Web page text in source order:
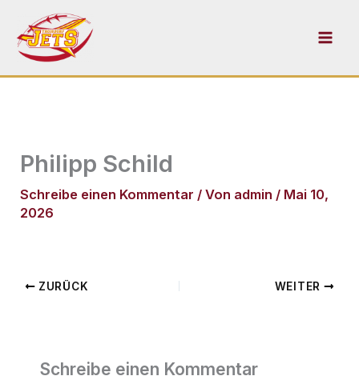
Inhalt
springen
Philipp Schild
Schreibe einen Kommentar / Von admin / Mai 10,
2026
ZURÜCK WEITER
Schreibe einen Kommentar